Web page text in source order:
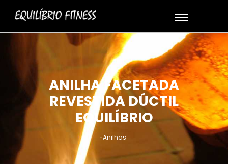
ANILHA FACETADA
REVESTIDA DÚCTIL
EQUILÍBRIO
-Anilhas